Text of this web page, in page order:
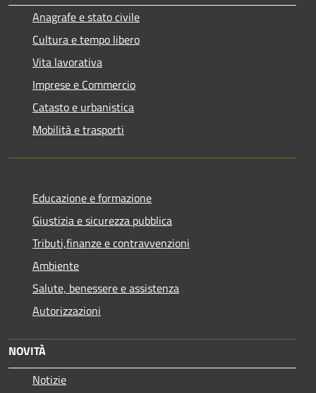
Anagrafe e stato civile
Cultura e tempo libero
Vita lavorativa
Imprese e Commercio
Catasto e urbanistica
Mobilità e trasporti
Educazione e formazione
Giustizia e sicurezza pubblica
Tributi,finanze e contravvenzioni
Ambiente
Salute, benessere e assistenza
Autorizzazioni
NOVITÀ
Notizie